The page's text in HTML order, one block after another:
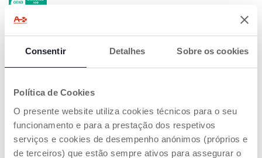
Consentir Detalhes Sobre os cookies
Política de Cookies
O presente website utiliza cookies técnicos para o seu
funcionamento e para a prestação dos respetivos
serviços e cookies de desempenho anónimos (próprios e
de terceiros) que estão sempre ativos para assegurar o
ADVERTÊNCIAS E INSTRUÇÕES
Encontre uma loja